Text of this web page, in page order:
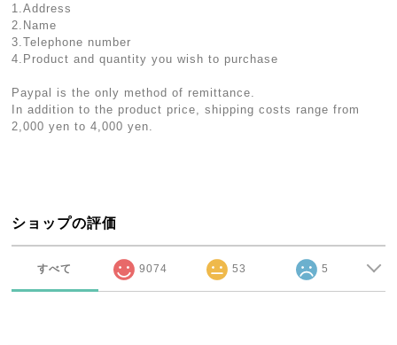
1.Address
2.Name
3.Telephone number
4.Product and quantity you wish to purchase
Paypal is the only method of remittance.
In addition to the product price, shipping costs range from
2,000 yen to 4,000 yen.
ショップの評価
すべて 9074 53 5